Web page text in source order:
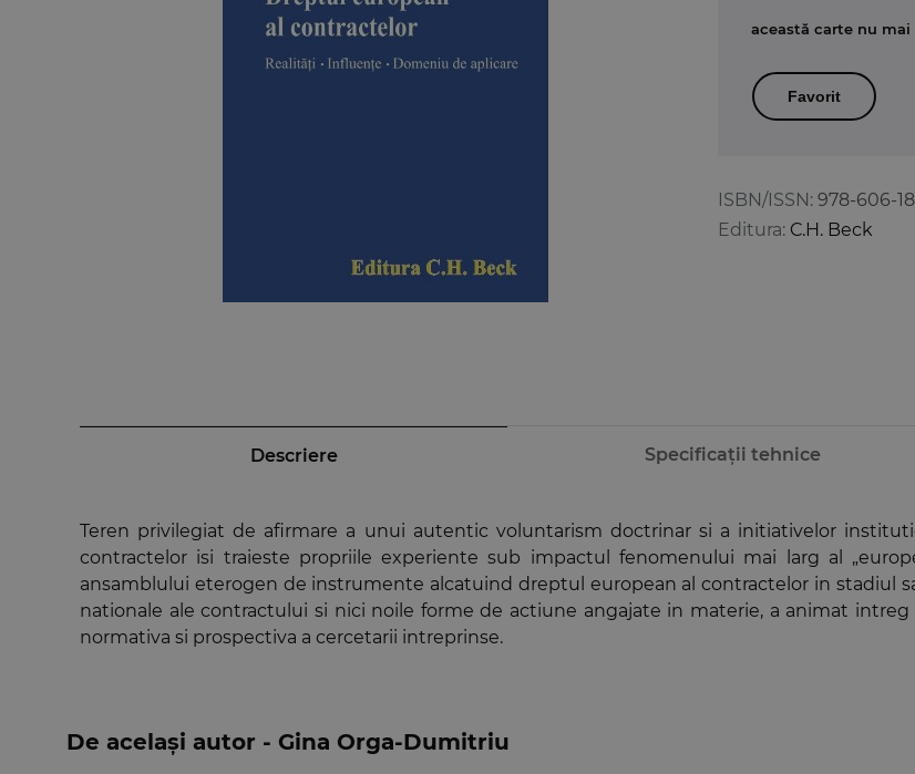
ISBN/ISSN: 978-606-
Editura: C.H. Beck
această carte nu
Favorit
Descriere Specificații tehnice
Teren privilegiat de afirmare a unui autentic voluntarism doctrinar si a initiativelor
contractelor isi traieste propriile experiente sub impactul fenomenului mai larg al
ansamblului eterogen de instrumente alcatuind dreptul european al contractelor in stadiul
nationale ale contractului si nici noile forme de actiune angajate in materie, a animat
normativa si prospectiva a cercetarii intreprinse.
De același autor - Gina Orga-Dumitriu